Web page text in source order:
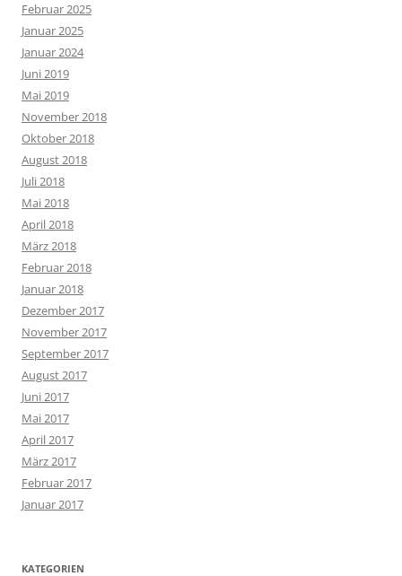
Februar 2025
Januar 2025
Januar 2024
Juni 2019
Mai 2019
November 2018
Oktober 2018
August 2018
Juli 2018
Mai 2018
April 2018
März 2018
Februar 2018
Januar 2018
Dezember 2017
November 2017
September 2017
August 2017
Juni 2017
Mai 2017
April 2017
März 2017
Februar 2017
Januar 2017
KATEGORIEN